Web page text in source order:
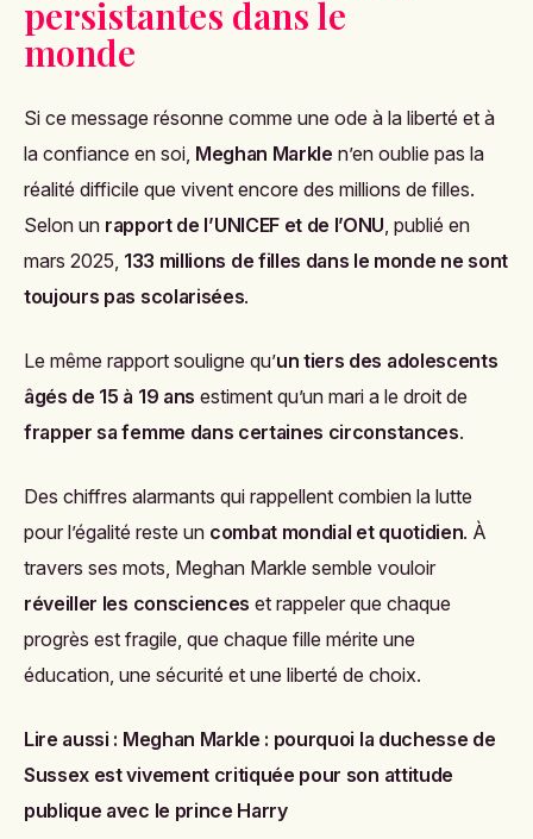
persistantes dans le
monde
Si ce message résonne comme une ode à la liberté et à
la confiance en soi, Meghan Markle n’en oublie pas la
réalité difficile que vivent encore des millions de filles.
Selon un rapport de l’UNICEF et de l’ONU, publié en
mars 2025, 133 millions de filles dans le monde ne sont
toujours pas scolarisées.
Le même rapport souligne qu’un tiers des adolescents
âgés de 15 à 19 ans estiment qu’un mari a le droit de
frapper sa femme dans certaines circonstances.
Des chiffres alarmants qui rappellent combien la lutte
pour l’égalité reste un combat mondial et quotidien. À
travers ses mots, Meghan Markle semble vouloir
réveiller les consciences et rappeler que chaque
progrès est fragile, que chaque fille mérite une
éducation, une sécurité et une liberté de choix.
Lire aussi : Meghan Markle : pourquoi la duchesse de
Sussex est vivement critiquée pour son attitude
publique avec le prince Harry